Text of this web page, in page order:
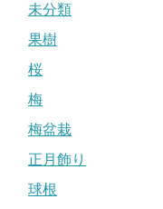
未分類
果樹
桜
梅
梅盆栽
正月飾り
球根